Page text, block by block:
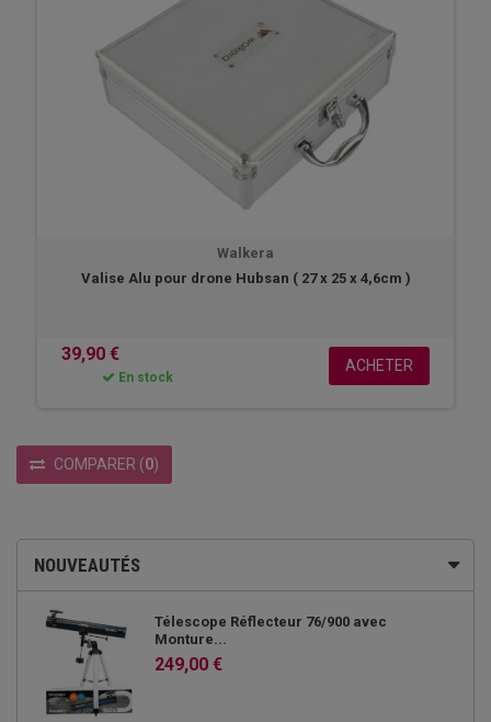
NOUVEAUTÉS
Télescope Réflecteur 76/900 avec
Monture...
249,00 €
Walkera
Valise Alu pour drone Hubsan ( 27 x 25 x 4,6cm )
39,90 €
En stock
ACHETER
COMPARER (0)